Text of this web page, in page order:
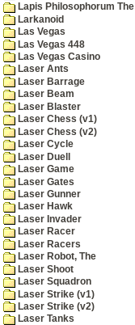
Lapis Philosophorum
Larkanoid
Las Vegas
Las Vegas 448
Las Vegas Casino
Laser Ants
Laser Barrage
Laser Beam
Laser Blaster
Laser Chess (v1)
Laser Chess (v2)
Laser Cycle
Laser Duell
Laser Game
Laser Gates
Laser Gunner
Laser Hawk
Laser Invader
Laser Racer
Laser Racers
Laser Robot, The
Laser Shoot
Laser Squadron
Laser Strike (v1)
Laser Strike (v2)
Laser Tanks